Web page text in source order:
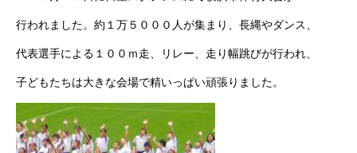
行われました。約１万５０００人が集まり、長縄やダンス、
代表選手による１００ｍ走、リレー、走り幅跳びが行われ、
子どもたちは大きな会場で精いっぱい頑張りました。